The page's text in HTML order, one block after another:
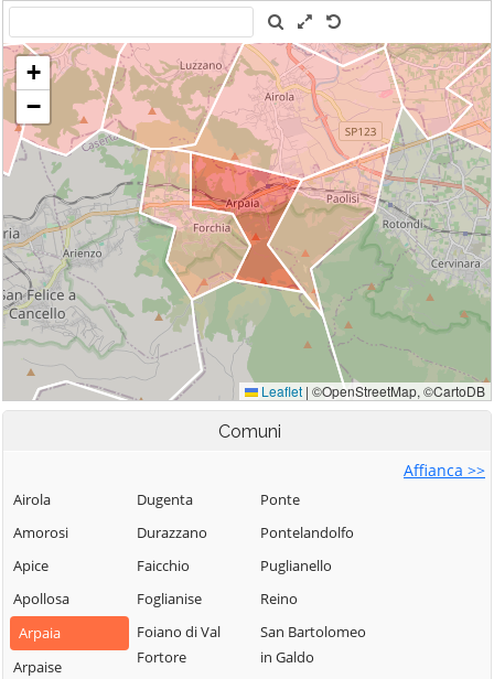
Comuni
Affianca >>
Airola
Amorosi
Apice
Apollosa
Arpaia
Arpaise
Dugenta
Durazzano
Faicchio
Foglianise
Foiano di Val
Fortore
Ponte
Pontelandolfo
Puglianello
Reino
San Bartolomeo
in Galdo